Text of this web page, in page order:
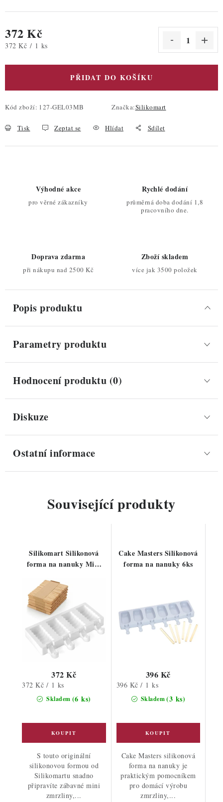
372 Kč
Měrná cena:
372 Kč / 1 ks
PŘIDAT DO KOŠÍKU
Kód zboží: 127-GEL03MB Značka:Silikomart
Tisk Zeptat se Hlídat Sdílet
Výhodné akce
pro věrné zákazníky
Rychlé dodání
průměrná doba dodání 1,8
pracovního dne.
Doprava zdarma
při nákupu nad 2500 Kč
Zboží skladem
více jak 3500 položek
Popis produktu
Parametry produktu
Hodnocení produktu (0)
Diskuze
Ostatní informace
Související produkty
Silikomart Silikonová
forma na nanuky Mini
Skladem (6 ks)
372 Kč
Měrná
372 Kč / 1 ks
S touto originální
silikonovou formou od
Silikomartu snadno
připravíte zábavné mini
zmrzliny,...
Cake Masters Silikonová
forma na nanuky 6ks
Skladem(3 ks)
396 Kč
Měrná
396 Kč / 1 ks
Cake Masters silikonová
forma na nanuky je
praktickým pomocníkem
pro domácí výrobu
zmrzliny,...